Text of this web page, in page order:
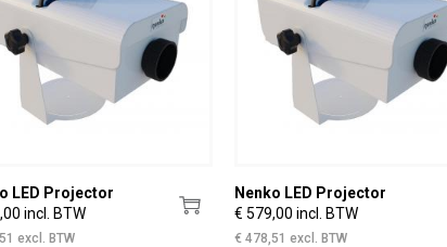
LED Projector
incl. BTW
excl. BTW
Nenko LED Projector
€ 579,00 incl. BTW
€ 478,51 excl. BTW